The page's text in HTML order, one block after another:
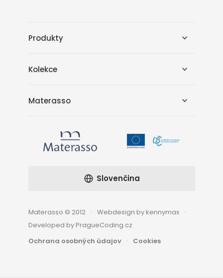
Produkty
Kolekce
Materasso
Materasso © 2012
Webdesign by kennymax
Developed by PragueCoding.cz
Ochrana osobných údajov
Cookies
Slovenčina